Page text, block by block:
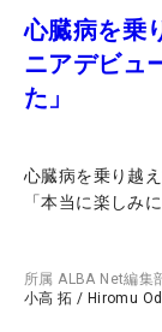
心臓病を乗
ニアデビュ
た」
心臓病を乗り越
「本当に楽しみ
所属ALBA Net編集
小高 拓 / Hiromu